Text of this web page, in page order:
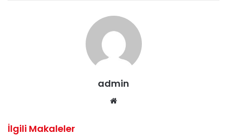
admin
İlgili Makaleler